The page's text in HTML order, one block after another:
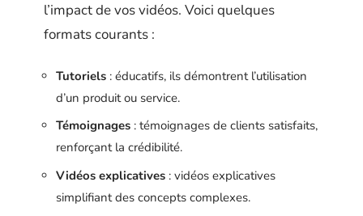
l’impact de vos vidéos. Voici quelques
formats courants :
Tutoriels : éducatifs, ils démontrent l’utilisation
d’un produit ou service.
Témoignages : témoignages de clients satisfaits,
renforçant la crédibilité.
Vidéos explicatives : vidéos explicatives
simplifiant des concepts complexes.